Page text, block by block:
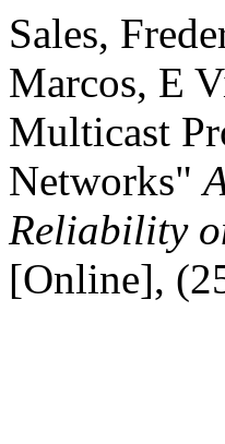
Sales,
Marcos, E
Multicast
Networks"
Reliability
[Online],